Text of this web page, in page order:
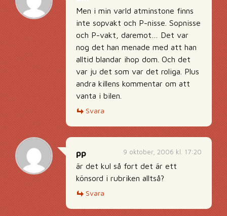
Men i min varld atminstone finns
inte sopvakt och P-nisse. Sopnisse
och P-vakt, daremot… Det var
nog det han menade med att han
alltid blandar ihop dom. Och det
var ju det som var det roliga. Plus
andra killens kommentar om att
vanta i bilen.
Svara
9 oktober, 2006 kl. 17:20
pp
är det kul så fort det är ett
könsord i rubriken alltså?
Svara